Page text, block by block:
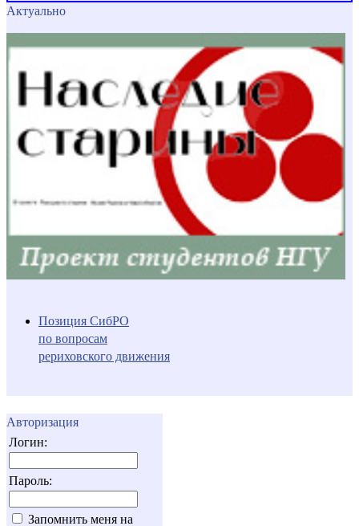
Актуально
Позиция СибРО
по вопросам
рериховского движения
Авторизация
Логин:
Пароль:
Запомнить меня на